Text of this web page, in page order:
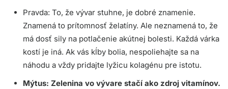
Pravda: To, že vývar stuhne, je dobré znamenie.
Znamená to prítomnosť želatíny. Ale neznamená to, že
má dosť sily na potlačenie akútnej bolesti. Každá várka
kostí je iná. Ak vás kĺby bolia, nespoliehajte sa na
náhodu a vždy pridajte lyžicu kolagénu pre istotu.
Mýtus: Zelenina vo vývare stačí ako zdroj vitamínov.